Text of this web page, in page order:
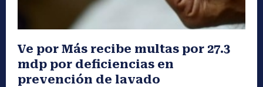
Ve por Más recibe multas por 27.3
mdp por deficiencias en
prevención de lavado